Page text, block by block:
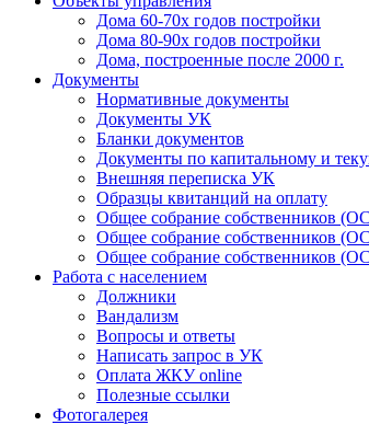
Дома 60-70х годов постройки
Дома 80-90х годов постройки
Дома, построенные после 2000 г.
Документы
Нормативные документы
Документы УК
Бланки документов
Документы по капитальному и
Внешняя переписка УК
Образцы квитанций на оплату
Общее собрание собственников
Общее собрание собственников
Общее собрание собственников
Работа с населением
Должники
Вандализм
Вопросы и ответы
Написать запрос в УК
Оплата ЖКУ online
Полезные ссылки
Фотогалерея